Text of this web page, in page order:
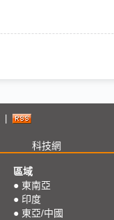
科技網
區域
● 東南亞
● 印度
● 東亞/中國